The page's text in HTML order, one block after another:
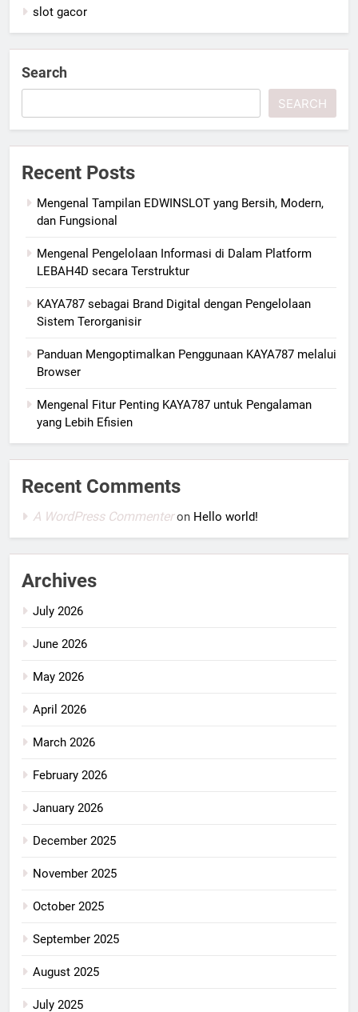
slot gacor
Search
SEARCH
Recent Posts
Mengenal Tampilan EDWINSLOT yang Bersih, Modern,
dan Fungsional
Mengenal Pengelolaan Informasi di Dalam Platform
LEBAH4D secara Terstruktur
KAYA787 sebagai Brand Digital dengan Pengelolaan
Sistem Terorganisir
Panduan Mengoptimalkan Penggunaan KAYA787 melalui
Browser
Mengenal Fitur Penting KAYA787 untuk Pengalaman
yang Lebih Efisien
Recent Comments
A WordPress Commenteron Hello world!
Archives
July 2026
June 2026
May 2026
April 2026
March 2026
February 2026
January 2026
December 2025
November 2025
October 2025
September 2025
August 2025
July 2025